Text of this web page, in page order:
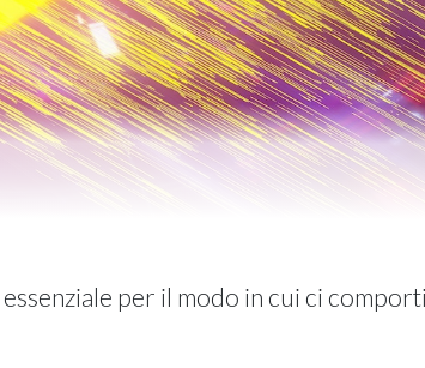
per il modo in cui ci